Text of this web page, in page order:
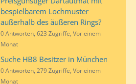
bespielbarem Lochmuster
außerhalb des äußeren Rings?
0 Antworten, 623 Zugriffe, Vor einem
Monat
Suche HB8 Besitzer in München
0 Antworten, 279 Zugriffe, Vor einem
Monat